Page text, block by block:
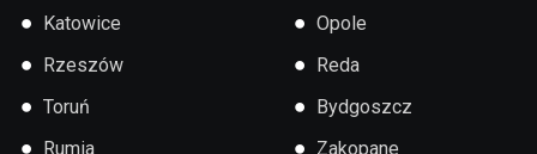
● Katowice
● Rzeszów
● Toruń
● Rumia
● Opole
● Reda
● Bydgoszcz
● Zakopane